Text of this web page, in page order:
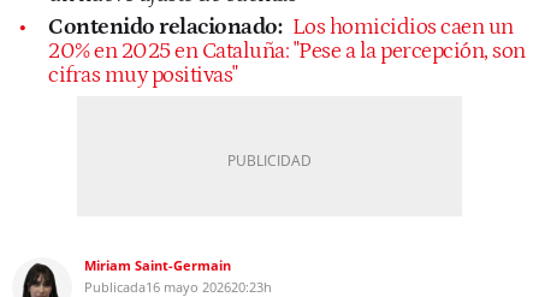
Contenido relacionado: Los homicidios caen un
20% en 2025 en Cataluña: "Pese a la percepción, son
cifras muy positivas"
Miriam Saint-Germain
Publicada16 mayo 202620:23h